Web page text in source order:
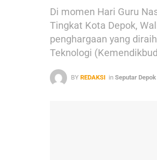
Di momen Hari Guru
Tingkat Kota Depok,
penghargaan yang
Teknologi
BY REDAKSI in Seputar Depok